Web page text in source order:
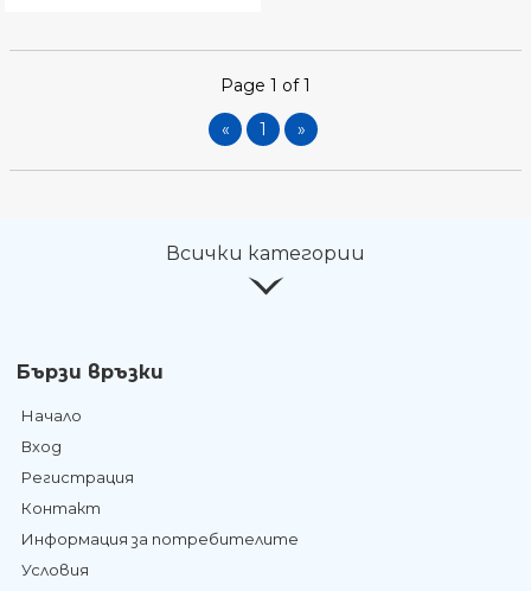
Page 1 of 1
« 1 »
Всички категории
Бързи връзки
Начало
Вход
Регистрация
Контакт
Информация за потребителите
Условия